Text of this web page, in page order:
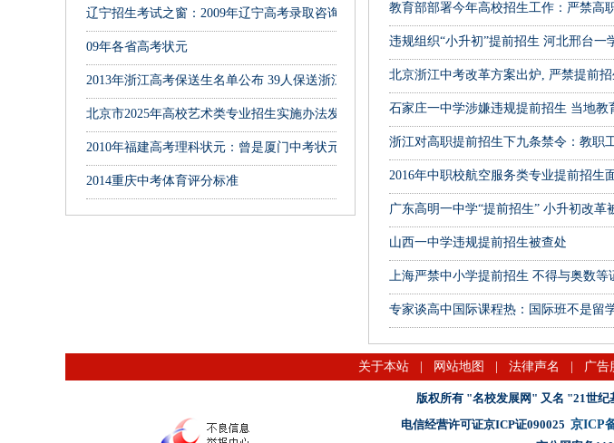
辽宁招生考试之窗：2009年辽宁高考录取咨询电话
09年各省高考状元
2013年浙江高考保送生名单公布 39人保送浙江大学
北京市2025年高校艺术类专业招生实施办法发布
2010年福建高考理科状元：曾是厦门中考状元
2014重庆中考体育评分标准
教育部部署今年高校招生工作：严禁高
违规组织“小升初”提前招生 河北邢台一
北京浙江中考改革方案出炉, 严禁提前
石家庄一中学涉嫌违规提前招生 当地教
浙江对高职提前招生下九条禁令：教职
2016年中职校航空服务类专业提前招生
广东高明一中学“提前招生” 小升初改革
山西一中学违规提前招生被查处
上海严禁中小学提前招生 不得与奥数等
专家谈高中国际课程热：国际班不是留
关于本站 网站地图 法律声名 广告
版权所有 "名校发展网" 又名 "21世纪
电信经营许可证京ICP证090025 京ICP